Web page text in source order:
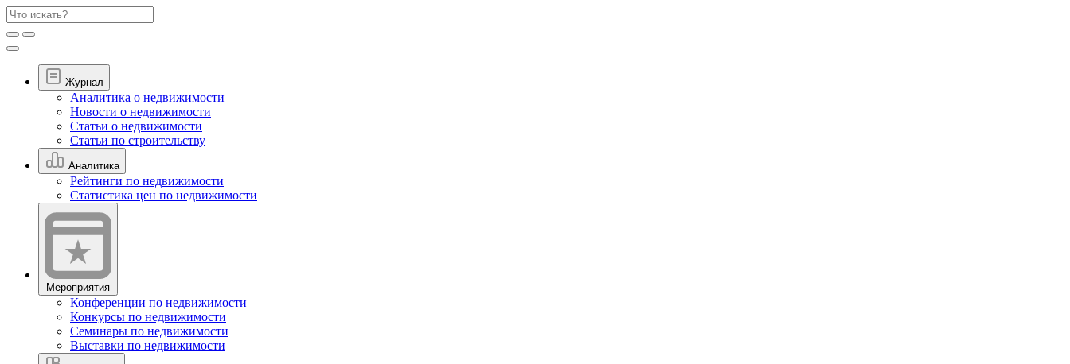
Журнал
Аналитика о недвижимости
Новости о недвижимости
Статьи о недвижимости
Статьи по строительству
Аналитика
Рейтинги по недвижимости
Статистика цен по недвижимости
Мероприятия
Конференции по недвижимости
Конкурсы по недвижимости
Семинары по недвижимости
Выставки по недвижимости